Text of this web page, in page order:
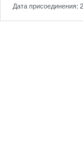
Дата присоединения: